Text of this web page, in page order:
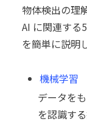
物体検出の理
AI に関連する
を簡単に説明
機械学習
データを
を認識する